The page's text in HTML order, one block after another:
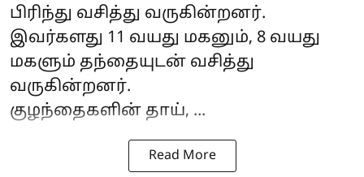
பிரிந்து வசித்து வருகின்றனர்.
இவர்களது 11 வயது மகனும், 8 வயது
மகளும் தந்தையுடன் வசித்து
வருகின்றனர்.
குழந்தைகளின் தாய், ...
Read More